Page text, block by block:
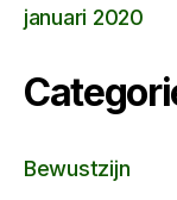
januari 2020
Bewustzijn